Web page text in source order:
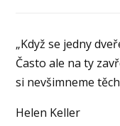
„Když se jedny
Často ale na ty
si nevšimneme
Helen Keller